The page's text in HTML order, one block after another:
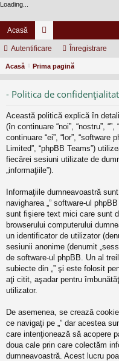
Loading...
Acasă
or
u
Autentificare Înregistrare
Acasă Prima pagină
- Politica de
Această politică explică în
(în continuare “noi”, “nostru”,
continuare “ei”, “lor”, “software
Limited”, “phpBB Teams”)
fiecărei sesiuni utilizate de
„informaţiile”).
Informaţiile dumneavoastră
navigharea „” software-ul
sunt fişiere text mici care sunt
browserului computerului
un identificator de utilizator
sesiunii anonime (denumit
de software-ul phpBB. Un al
subiecte din „” şi este folosit
aţi citit, aşadar pentru
utilizator.
De asemenea, se crează
ce navigaţi pe „” dar acestea
care intenţionează să acopere
doua cale prin care colectăm
dumneavoastră. Acest lucru